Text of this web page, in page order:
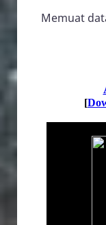
Memuat